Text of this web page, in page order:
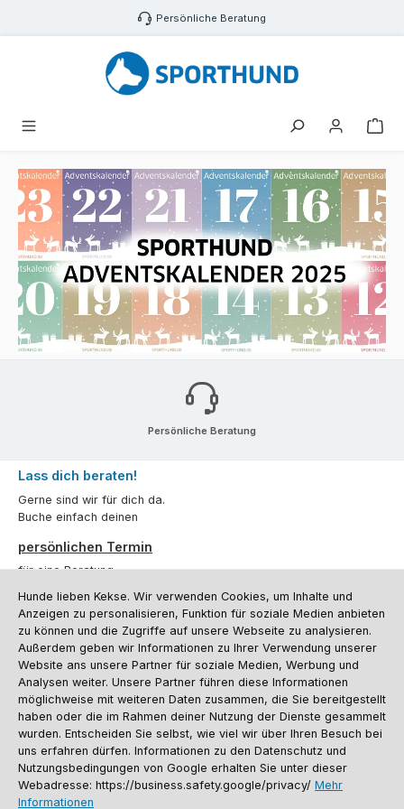
Zum Hauptinhalt springen Persönliche Beratung
Persönliche Beratung
Lass dich beraten!
Gerne sind wir für dich da.
Buche einfach deinen
persönlichen Termin
für eine Beratung.
Oder über unserKontaktformular.
Vertrag widerrufen
Kundenservice
Informationen
Social Media und Kontakt
Hunde lieben Kekse. Wir verwenden Cookies, um Inhalte und
Anzeigen zu personalisieren, Funktion für soziale Medien anbieten
zu können und die Zugriffe auf unsere Webseite zu analysieren.
Außerdem geben wir Informationen zu Ihrer Verwendung unserer
Website ans unsere Partner für soziale Medien, Werbung und
Analysen weiter. Unsere Partner führen diese Informationen
möglichweise mit weiteren Daten zusammen, die Sie bereitgestellt
haben oder die im Rahmen deiner Nutzung der Dienste gesammelt
wurden. Entscheiden Sie selbst, wie viel wir über Ihren Besuch bei
uns erfahren dürfen. Informationen zu den Datenschutz und
Nutzungsbedingungen von Google erhalten Sie unter dieser
Webadresse: https://business.safety.google/privacy/ Mehr
Informationen